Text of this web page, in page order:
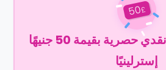
£
50
قسيمة استرداد نقدي حصرية بقيمة 50 جنيهًا
إسترلينيًا